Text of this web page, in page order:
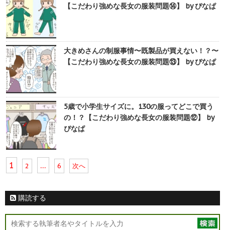
【こだわり強めな長女の服装問題⑭】 by ぴなぱ
大きめさんの制服事情〜既製品が買えない！？〜
【こだわり強めな長女の服装問題⑬】 by ぴなぱ
5歳で小学生サイズに。130の服ってどこで買う
の！？【こだわり強めな長女の服装問題⑫】 by
ぴなぱ
1 2 … 6 次へ
購読する